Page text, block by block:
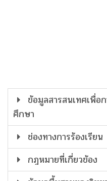
ข้อมูลสารสนเทศเพื่
ศึกษา
ช่องทางการร้องเรียน
กฎหมายที่เกี่ยวข้อง